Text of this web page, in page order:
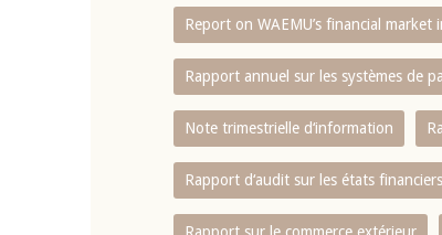
Report on WAEMU’s financial
Rapport annuel sur les systèmes de
Note trimestrielle d‘information
Rapport d‘audit sur les états